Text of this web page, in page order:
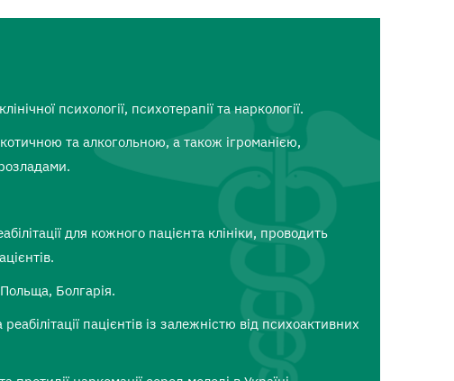
психології, психотерапії та наркології.
та алкогольною, а також ігроманією,
для кожного пацієнта клініки, проводить
Болгарія.
пацієнтів із залежністю від психоактивних